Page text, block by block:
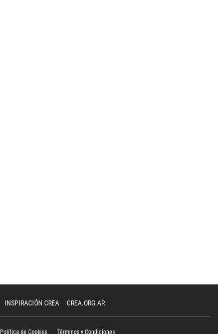
INSPIRACIÓN CREA CREA.ORG.AR
Política de Cookies Términos y Condiciones